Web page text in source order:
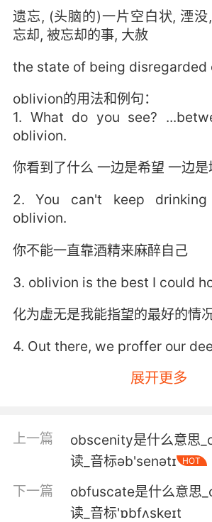
遗忘, (头脑的)一片空白状, 湮
忘却, 被忘却的事, 大赦
the state of being disregarded
oblivion的用法和例句：
1. What do you see?
oblivion.
你看到了什么 一边是希望 一边是
2. You can't keep
oblivion.
你不能一直靠酒精来麻醉自己
3. oblivion is the best I could
化为虚无是我能指望的最好的情
4. Out there, we proffer our
在外 我们将我们的事迹献给遗忘
already in my career.
我好不容易从职业低迷期走出来
6. Because the only thing
this city and oblivion is me.
展开更多
上一篇
obscenity是什么意思
读_音标əb'senətɪ
HOT
下一篇
obfuscate是什么意思
读_音标'ɒbfʌskeɪt